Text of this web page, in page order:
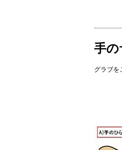
手の
グラブを